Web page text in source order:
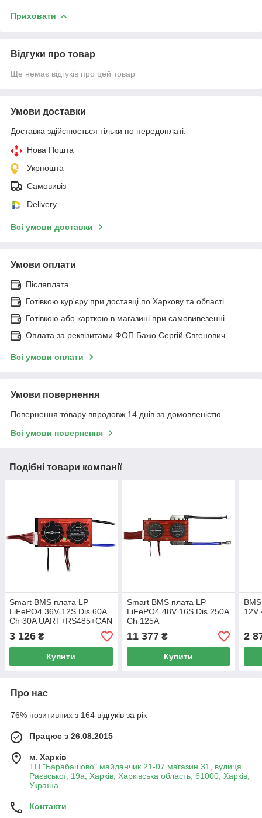
Приховати
Відгуки про товар
Ще немає відгуків про цей товар
Умови доставки
Доставка здійснюється тільки по передоплаті.
Нова Пошта
Укрпошта
Самовивіз
Delivery
Всі умови доставки
Умови оплати
Післяплата
Готівкою кур'єру при доставці по Харкову та області.
Готівкою або карткою в магазині при самовивезенні
Оплата за реквізитами ФОП Бажо Сергій Євгенович
Всі умови оплати
Умови повернення
Повернення товару впродовж 14 днів за домовленістю
Всі умови повернення
Подібні товари компанії
Smart BMS плата LP
LiFePO4 36V 12S Dis 60A
Ch 30A UART+RS485+CAN
3 126 ₴
Купити
Smart BMS плата LP
LiFePO4 48V 16S Dis 250A
Ch 125A
UART+RS485+CAN
11 377₴
Купити
12V
2
Про нас
76% позитивних з 164 відгуків за рік
Працює з 26.08.2015
м. Харків
ТЦ "Барабашово" майданчик 21-07 магазин 31, вулиця
Раєвської, 19а, Харків, Харківська область, 61000, Харків,
Україна
Контакти